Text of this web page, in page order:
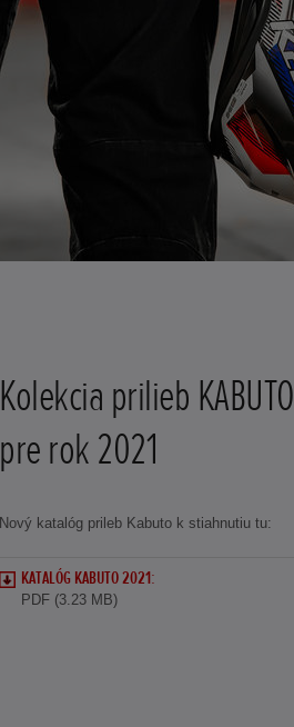
Kolekcia prilieb KABUTO
pre rok 2021
Nový katalóg prileb Kabuto k stiahnutiu tu:
KATALÓG KABUTO 2021:
PDF (3.23 MB)